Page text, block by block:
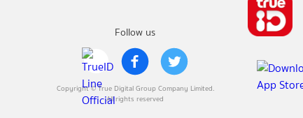
Follow us
Copyright © True Digital Group Company Limited.
All rights reserved